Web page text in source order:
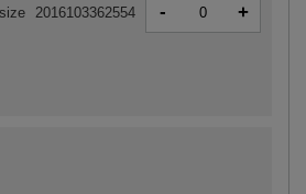
2016103362554 - +